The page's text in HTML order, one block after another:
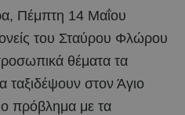
Πέμπτη 14 Μαΐου
του Σταύρου Φλώρου
θέματα τα
ταξιδέψουν στον Άγιο
πρόβλημα με τα